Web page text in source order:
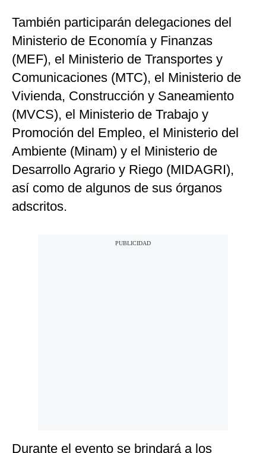
También participarán delegaciones del
Ministerio de Economía y Finanzas
(MEF), el Ministerio de Transportes y
Comunicaciones (MTC), el Ministerio de
Vivienda, Construcción y Saneamiento
(MVCS), el Ministerio de Trabajo y
Promoción del Empleo, el Ministerio del
Ambiente (Minam) y el Ministerio de
Desarrollo Agrario y Riego (MIDAGRI),
así como de algunos de sus órganos
adscritos.
Durante el evento se brindará a los